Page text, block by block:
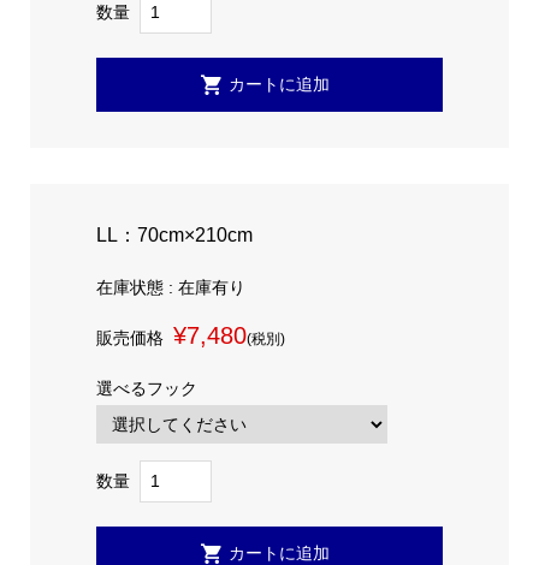
数量
LL：70cm×210cm
在庫状態 : 在庫有り
販売価格 ¥7,480(税別)
選べるフック
数量